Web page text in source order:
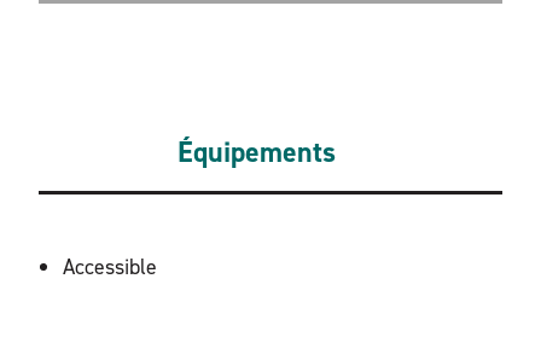
Équipements
ÉQUIPEMENTS
Accessible